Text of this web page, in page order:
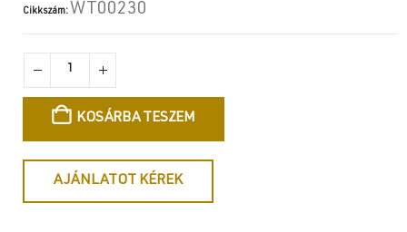
Cikkszám: WT00230
KOSÁRBA TESZEM
AJÁNLATOT KÉREK